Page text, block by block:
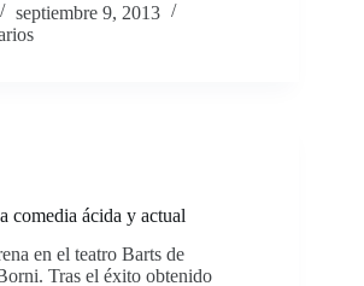
septiembre 9, 2013
comedia ácida y actual
en el teatro Barts de
Tras el éxito obtenido